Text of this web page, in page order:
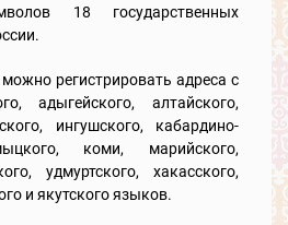
18 государственных
регистрировать адреса с
адыгейского, алтайского,
ингушского, кабардино-
коми, марийского,
удмуртского, хакасского,
и якутского языков.